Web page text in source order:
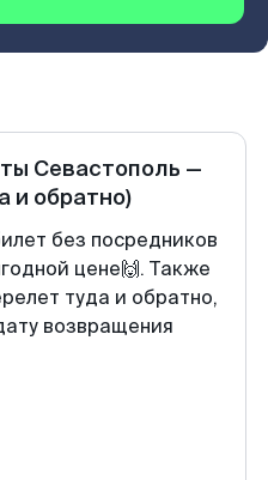
Севастополь —
и обратно)
без посредников
цене🙌. Также
туда и обратно,
возвращения